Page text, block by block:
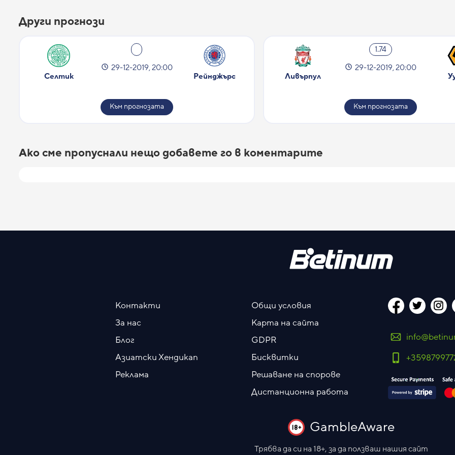
Други прогнози
Селтик
29-12-2019, 20:00
Рейнджърс
Към прогнозата
Ливърпул
1.74
29-12-2019, 20:00
Към прогнозата
Ако сме пропуснали нещо добавете го в коментарите
Контакти
За нас
Блог
Азиатски Хендикап
Реклама
Общи условия
Карта на сайта
GDPR
Бисквитки
Решаване на спорове
Дистанционна работа
GambleAware
Трябва да си на 18+, за да ползваш нашия сайт